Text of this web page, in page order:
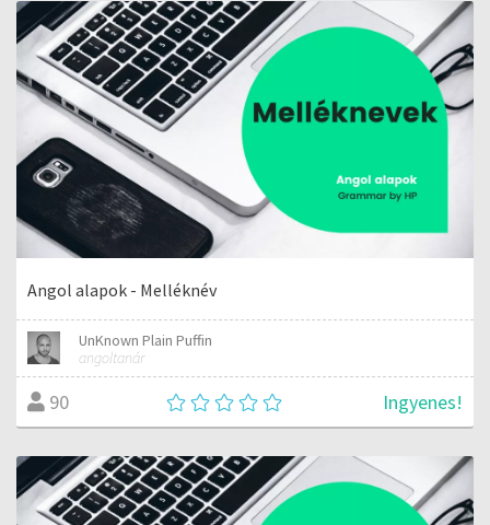
Angol alapok - Melléknév
UnKnown Plain Puffin
angoltanár
90 Ingyenes!